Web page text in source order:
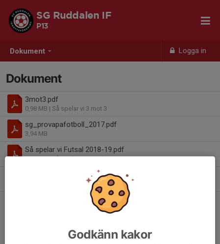
Dokument Logga in
SG Ruddalen IF
P13
Dokument
3mot3.pdf
0,98 MB | Så spelar vi 3 mot 3
sg_provapafotboll_2017.pdf
3,94 MB
Så spelar vi Futsal 2018-19.pdf
1,56 MB | Så spelar vi Futsal
Välkomna till Zenithcupen 2023.pdf
| Zenithcupen 2023
Godkänn kakor